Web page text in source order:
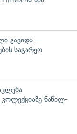
გავიდა —
საგარეო
ნაწილ-